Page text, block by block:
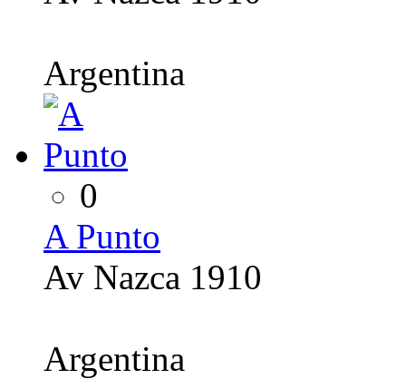
Argentina
0
A Punto
Av Nazca 1910
Argentina